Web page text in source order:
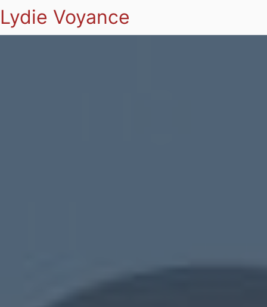
Lydie Voyance